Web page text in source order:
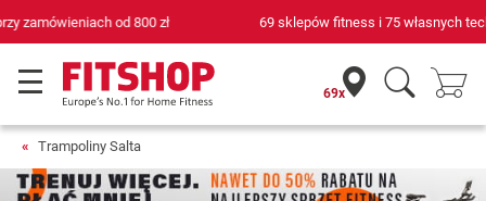
69 sklepów fitness i 75 własnych techników serwisowych
69x
Trampoliny Salta